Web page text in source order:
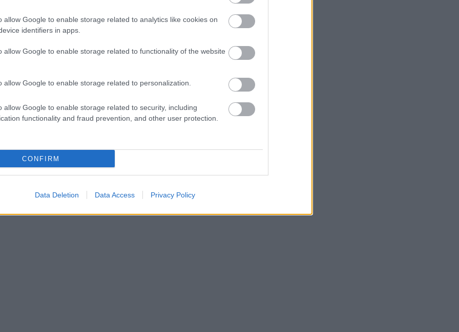
allow Google to enable storage related to analytics like cookies on
identifiers in apps.
allow Google to enable storage related to functionality of the website
allow Google to enable storage related to personalization.
allow Google to enable storage related to security, including
functionality and fraud prevention, and other user protection.
CONFIRM
Data Deletion Data Access Privacy Policy
Alonso
Sergio Perez válthatja Carlos